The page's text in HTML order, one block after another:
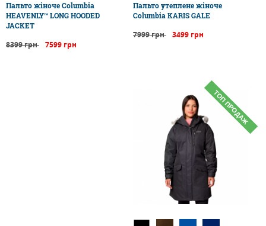
Пальто жіноче Columbia
HEAVENLY™ LONG HOODED
JACKET
8399 грн 7599 грн
Пальто утеплене жіноче
Columbia KARIS GALE
7999 грн 3499 грн
ТОП ПРОДАЖ